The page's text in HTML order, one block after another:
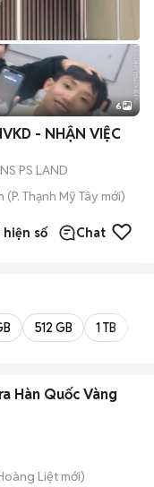
+2
6
- NHẬN VIỆC
PS LAND
(P. Thạnh Mỹ Tây mới)
hiện số Chat
512 GB 1 TB
Hàn Quốc Vàng
Liệt mới)